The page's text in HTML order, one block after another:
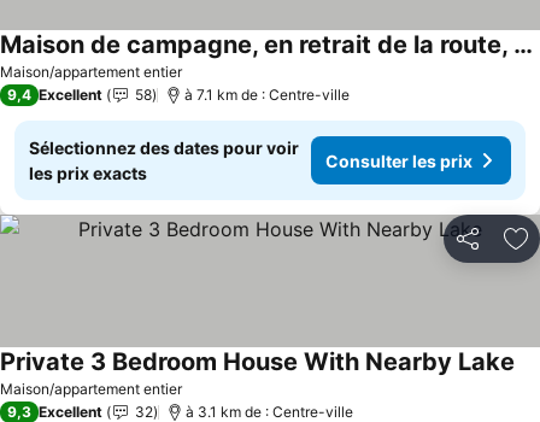
Maison/appartement entier
Maison de campagne, en retrait de la route, bien situé, 1/2 mile de la plage
9,4 Excellent 58 à 7.1 km de : Centre-ville
Sélectionnez des dates pour voir
les prix exacts
Consulter les prix
Partager
Maison/appartement entier
Private 3 Bedroom House With Nearby Lake
9,3 Excellent 32 à 3.1 km de : Centre-ville